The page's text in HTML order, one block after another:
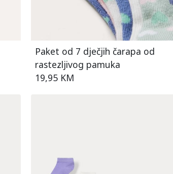
Paket od 7 dječjih čarapa od
rastezljivog pamuka
19,95 KM